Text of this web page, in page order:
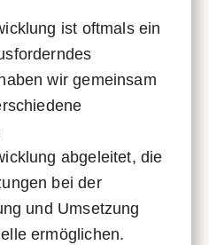
ist oftmals ein
wir gemeinsam
abgeleitet, die
bei der
und Umsetzung
ermöglichen.